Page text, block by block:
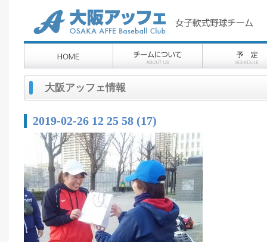
大阪アッフェ情報
2019-02-26 12 25 58 (17)